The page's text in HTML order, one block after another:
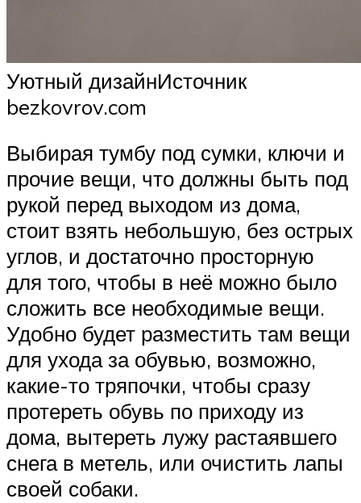
Уютный дизайнИсточник
bezkovrov.com
Выбирая тумбу под сумки, ключи и
прочие вещи, что должны быть под
рукой перед выходом из дома,
стоит взять небольшую, без острых
углов, и достаточно просторную
для того, чтобы в неё можно было
сложить все необходимые вещи.
Удобно будет разместить там вещи
для ухода за обувью, возможно,
какие-то тряпочки, чтобы сразу
протереть обувь по приходу из
дома, вытереть лужу растаявшего
снега в метель, или очистить лапы
своей собаки.